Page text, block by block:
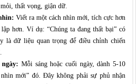
thất vọng, giận dữ.
Viết ra một cách nhìn mới tích cực hơn
hơn. Ví dụ: “Chúng ta đang thất bại” có
là dữ liệu quan trọng để điều chỉnh chiến
Mỗi sáng hoặc cuối ngày, dành 5-10
mới” đó. Đây không phải sự phủ nhận